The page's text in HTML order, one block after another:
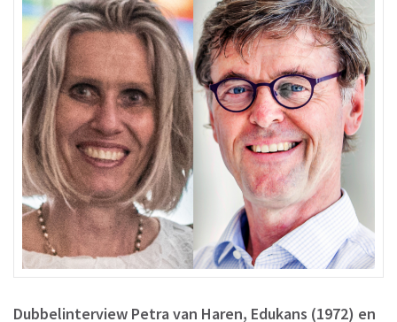
Dubbelinterview Petra van Haren, Edukans (1972) en